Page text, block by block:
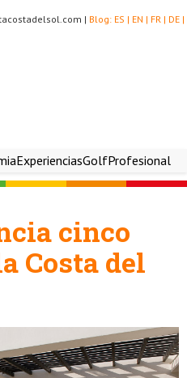
DE |
FR |
EN |
ES |
Blog:
|
ExperienciasGolfProfesional
cinco
Costa del